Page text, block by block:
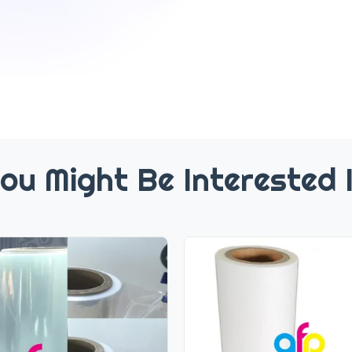
Might Be Interested